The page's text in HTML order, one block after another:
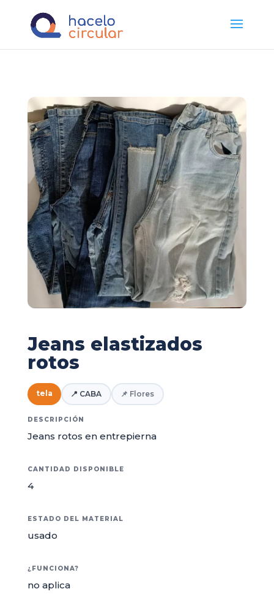
Jeans elastizados
rotos
tela 📍 CABA 📌 Flores
DESCRIPCIÓN
Jeans rotos en entrepierna
CANTIDAD DISPONIBLE
4
ESTADO DEL MATERIAL
usado
¿FUNCIONA?
no aplica